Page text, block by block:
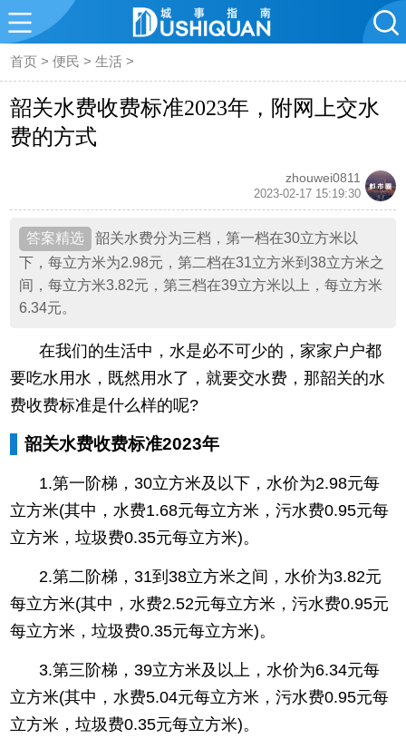
首页 >便民 >生活 >
韶关水费收费标准2023年，附网上交水
费的方式
zhouwei0811
2023-02-17 15:19:30
韶关水费分为三档，第一档在30立方米以
下，每立方米为2.98元，第二档在31立方米到38立方米之
间，每立方米3.82元，第三档在39立方米以上，每立方米
6.34元。
在我们的生活中，水是必不可少的，家家户户都
要吃水用水，既然用水了，就要交水费，那韶关的水
费收费标准是什么样的呢?
韶关水费收费标准2023年
1.第一阶梯，30立方米及以下，水价为2.98元每
立方米(其中，水费1.68元每立方米，污水费0.95元每
立方米，垃圾费0.35元每立方米)。
2.第二阶梯，31到38立方米之间，水价为3.82元
每立方米(其中，水费2.52元每立方米，污水费0.95元
每立方米，垃圾费0.35元每立方米)。
3.第三阶梯，39立方米及以上，水价为6.34元每
立方米(其中，水费5.04元每立方米，污水费0.95元每
立方米，垃圾费0.35元每立方米)。